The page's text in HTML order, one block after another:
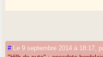
# Le 9 septembre 2014 à 18:17